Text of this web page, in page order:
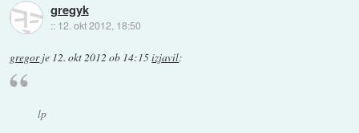
gregyk
:: 12. okt 2012, 18:50
gregorje 12. okt 2012 ob 14:15izjavil:
lp